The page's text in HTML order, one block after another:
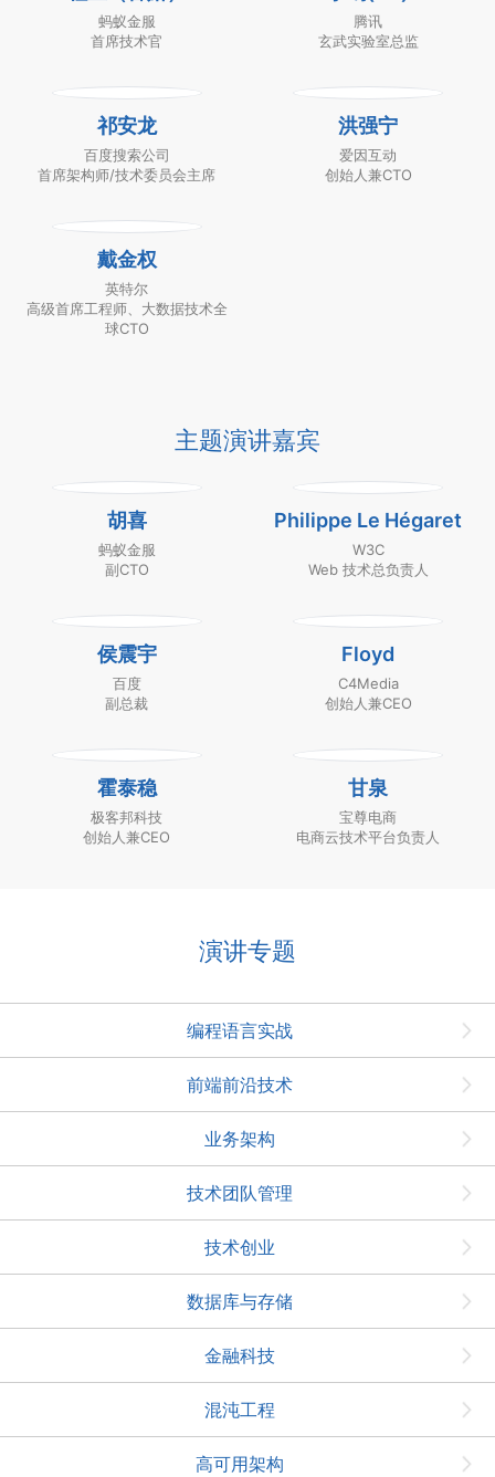
蚂蚁金服
首席技术官
腾讯
玄武实验室总监
祁安龙
百度搜索公司
首席架构师/技术委员会主席
洪强宁
爱因互动
创始人兼CTO
戴金权
英特尔
高级首席工程师、大数据技术全
球CTO
主题演讲嘉宾
胡喜
蚂蚁金服
副CTO
Philippe Le Hégaret
W3C
Web 技术总负责人
侯震宇
百度
副总裁
Floyd
C4Media
创始人兼CEO
霍泰稳
极客邦科技
创始人兼CEO
甘泉
宝尊电商
电商云技术平台负责人
演讲专题
编程语言实战
前端前沿技术
业务架构
技术团队管理
技术创业
数据库与存储
金融科技
混沌工程
高可用架构